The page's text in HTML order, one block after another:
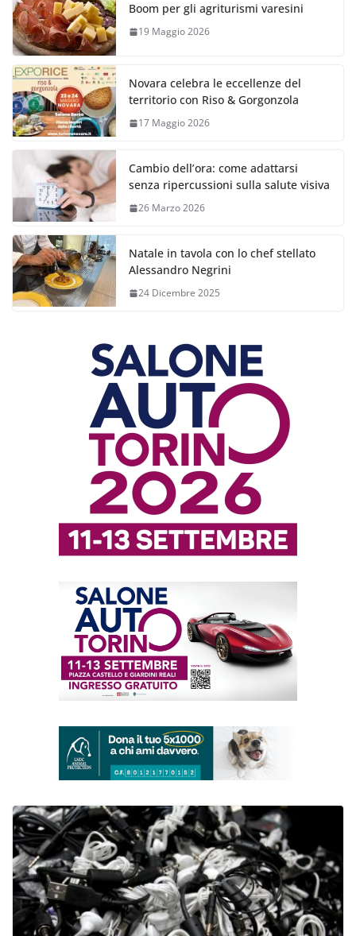
Boom per gli agriturismi varesini
19 Maggio 2026
Novara celebra le eccellenze del
territorio con Riso & Gorgonzola
17 Maggio 2026
Cambio dell’ora: come adattarsi
senza ripercussioni sulla salute visiva
26 Marzo 2026
Natale in tavola con lo chef stellato
Alessandro Negrini
24 Dicembre 2025